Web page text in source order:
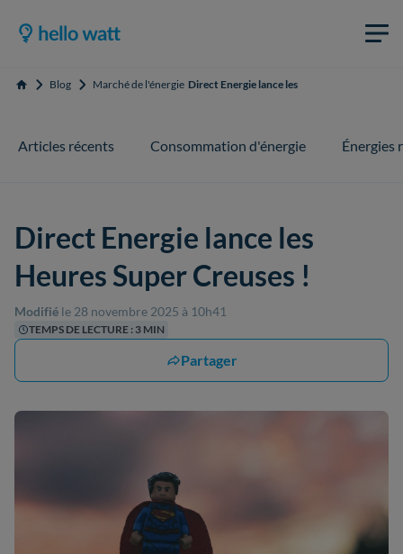
Accueil Blog Marché de l'énergie Direct Energie lance les Heures Super
Articles récents Consommation d'énergie Énergies
Direct Energie lance les
Heures Super Creuses !
Modifié le 28 novembre 2025 à 10h41
TEMPS DE LECTURE : 3 MIN
Partager